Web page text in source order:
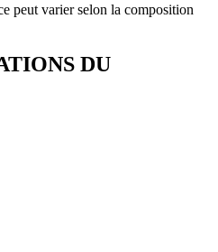
peut varier selon la composition
DU